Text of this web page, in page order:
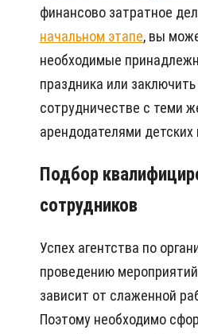
финансово затратное
начальном этапе, вы
необходимые
праздника или
сотрудничестве с теми
арендодателями детских
Подбор
сотрудников
Успех агентства по
проведению
зависит от слаженной
Поэтому необходимо